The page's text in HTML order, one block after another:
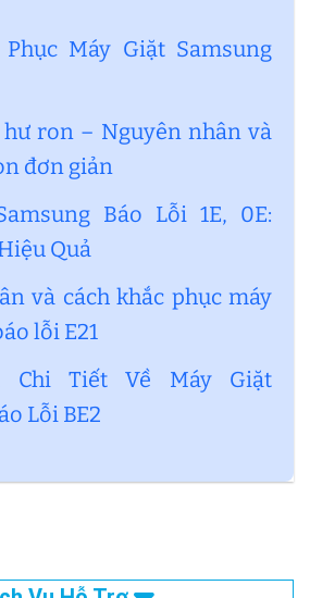
Phục Máy Giặt Samsung
ron – Nguyên nhân và
đơn giản
Báo Lỗi 1E, 0E:
Quả
và cách khắc phục máy
lỗi E21
Chi Tiết Về Máy Giặt
Lỗi BE2